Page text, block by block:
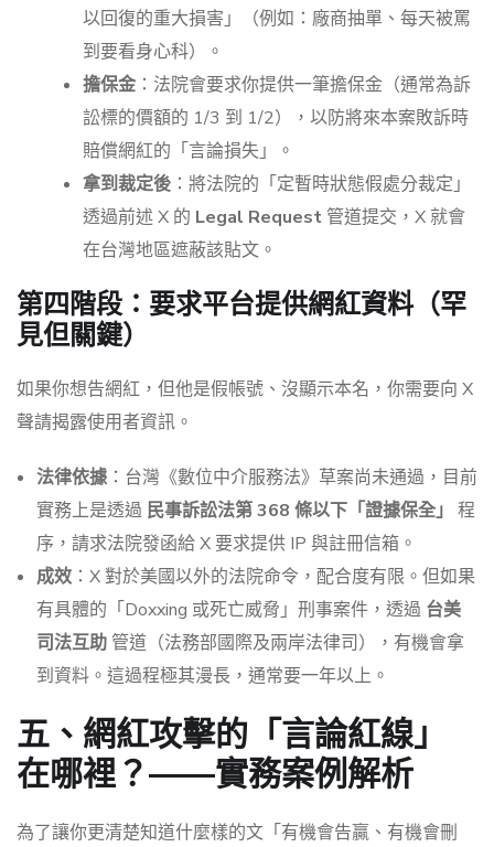
以回復的重大損害」（例如：廠商抽單、每天被罵
到要看身心科）。
擔保金 ：法院會要求你提供一筆擔保金（通常為訴
訟標的價額的 1/3 到 1/2），以防將來本案敗訴時
賠償網紅的「言論損失」。
拿到裁定後 ：將法院的「定暫時狀態假處分裁定」
透過前述 X 的 Legal Request 管道提交，X 就會
在台灣地區遮蔽該貼文。
第四階段：要求平台提供網紅資料（罕
見但關鍵）
如果你想告網紅，但他是假帳號、沒顯示本名，你需要向 X
聲請揭露使用者資訊。
法律依據 ：台灣《數位中介服務法》草案尚未通過，目前
實務上是透過 民事訴訟法第 368 條以下「證據保全」 程
序，請求法院發函給 X 要求提供 IP 與註冊信箱。
成效 ：X 對於美國以外的法院命令，配合度有限。但如果
有具體的「Doxxing 或死亡威脅」刑事案件，透過 台美
司法互助 管道（法務部國際及兩岸法律司），有機會拿
到資料。這過程極其漫長，通常要一年以上。
五、網紅攻擊的「言論紅線」
在哪裡？——實務案例解析
為了讓你更清楚知道什麼樣的文「有機會告贏、有機會刪